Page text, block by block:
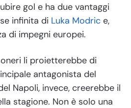
gol e ha due vantaggi
infinita di Luka Modric e,
di impegni europei.
li proietterebbe di
antagonista del
Napoli, invece, creerebbe il
stagione. Non è solo una